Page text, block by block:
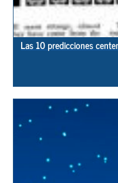
Las 10 predicciones